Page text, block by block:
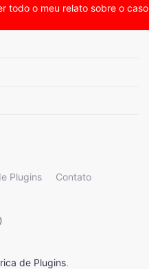
todo o meu relato sobre o
Plugins Contato
de Plugins.